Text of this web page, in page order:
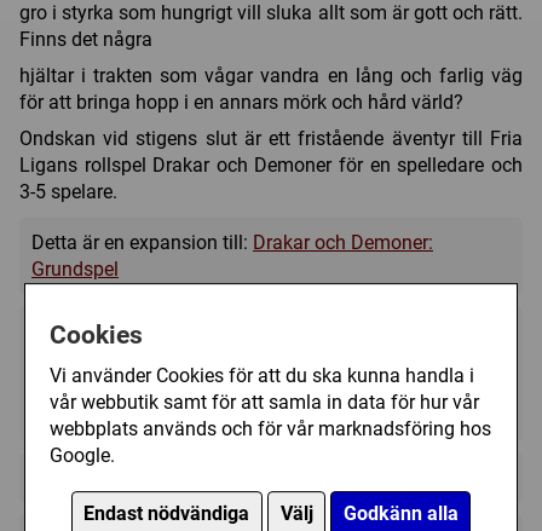
Cookies
Vi använder Cookies för att du ska kunna handla i
vår webbutik samt för att samla in data för hur vår
webbplats används och för vår marknadsföring hos
Google.
Endast nödvändiga Välj Godkänn alla
gro i styrka som hungrigt vill sluka allt som är gott och rätt.
Finns det några
hjältar i trakten som vågar vandra en lång och farlig väg
för att bringa hopp i en annars mörk och hård värld?
Ondskan vid stigens slut är ett fristående äventyr till Fria
Ligans rollspel Drakar och Demoner för en spelledare och
3-5 spelare.
Detta är en expansion till: Drakar och Demoner:
Grundspel
? ? ?